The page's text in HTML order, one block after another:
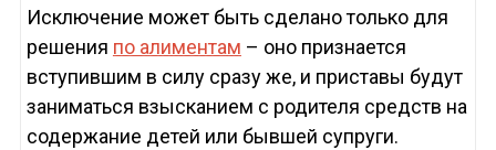
Исключение может быть сделано только для
решения по алиментам – оно признается
вступившим в силу сразу же, и приставы будут
заниматься взысканием с родителя средств на
содержание детей или бывшей супруги.